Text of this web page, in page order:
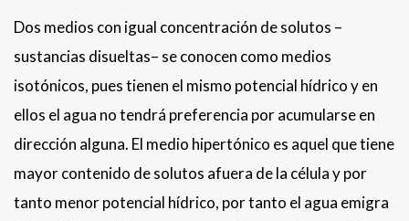
Dos medios con igual concentración de solutos –
sustancias disueltas– se conocen como medios
isotónicos, pues tienen el mismo potencial hídrico y en
ellos el agua no tendrá preferencia por acumularse en
dirección alguna. El medio hipertónico es aquel que tiene
mayor contenido de solutos afuera de la célula y por
tanto menor potencial hídrico, por tanto el agua emigra